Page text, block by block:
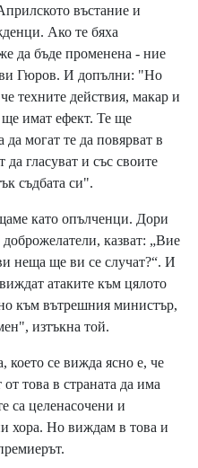
въстание и
Ако те бяха
да бъде променена - ние
Гюров. И допълни: "Но
техните действия, макар и
ще имат ефект. Те ще
да могат те да повярват в
да гласуват и със своите
съдбата си".
като опълченци. Дори
казват: „Вие
неща ще ви се случат?“. И
атаките към цялото
към вътрешния министър,
изтъкна той.
което се вижда ясно е, че
това в страната да има
са целенасочени и
хора. Но виждам в това и